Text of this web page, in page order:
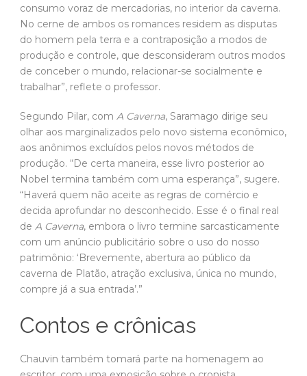
consumo voraz de mercadorias, no interior da caverna.
No cerne de ambos os romances residem as disputas
do homem pela terra e a contraposição a modos de
produção e controle, que desconsideram outros modos
de conceber o mundo, relacionar-se socialmente e
trabalhar”, reflete o professor.
Segundo Pilar, com A Caverna, Saramago dirige seu
olhar aos marginalizados pelo novo sistema econômico,
aos anônimos excluídos pelos novos métodos de
produção. “De certa maneira, esse livro posterior ao
Nobel termina também com uma esperança”, sugere.
“Haverá quem não aceite as regras de comércio e
decida aprofundar no desconhecido. Esse é o final real
de A Caverna, embora o livro termine sarcasticamente
com um anúncio publicitário sobre o uso do nosso
patrimônio: ‘Brevemente, abertura ao público da
caverna de Platão, atração exclusiva, única no mundo,
compre já a sua entrada’.”
Contos e crônicas
Chauvin também tomará parte na homenagem ao